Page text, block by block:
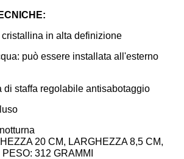
in alta definizione
può essere installata all'esterno
di staffa regolabile antisabotaggio
20 CM, LARGHEZZA 8,5 CM,
312 GRAMMI